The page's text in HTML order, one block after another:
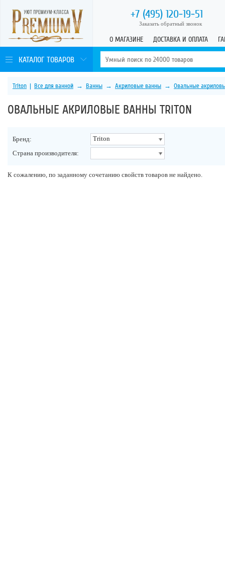
+7 (495) 120-19-51
Заказать обратный звонок
О МАГАЗИНЕ ДОСТАВКА И ОПЛАТА
КАТАЛОГ ТОВАРОВ
Triton | Все для ванной → Ванны → Акриловые ванны → Овальные
ОВАЛЬНЫЕ АКРИЛОВЫЕ ВАННЫ TRITON
Бренд:
Triton
Страна производителя:
К сожалению, по заданному сочетанию свойств товаров не найдено.